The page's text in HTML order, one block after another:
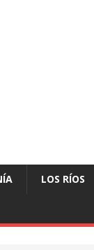
LOS RÍOS